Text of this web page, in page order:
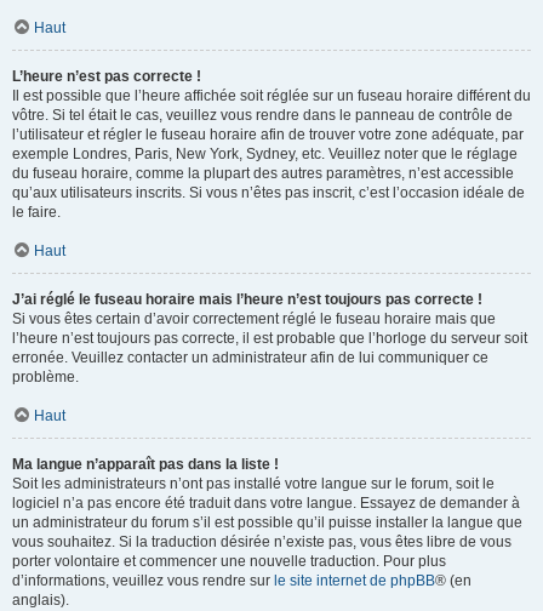
Haut
L’heure n’est pas correcte !
Il est possible que l’heure affichée soit réglée sur un fuseau horaire différent du
vôtre. Si tel était le cas, veuillez vous rendre dans le panneau de contrôle de
l’utilisateur et régler le fuseau horaire afin de trouver votre zone adéquate, par
exemple Londres, Paris, New York, Sydney, etc. Veuillez noter que le réglage
du fuseau horaire, comme la plupart des autres paramètres, n’est accessible
qu’aux utilisateurs inscrits. Si vous n’êtes pas inscrit, c’est l’occasion idéale de
le faire.
Haut
J’ai réglé le fuseau horaire mais l’heure n’est toujours pas correcte !
Si vous êtes certain d’avoir correctement réglé le fuseau horaire mais que
l’heure n’est toujours pas correcte, il est probable que l’horloge du serveur soit
erronée. Veuillez contacter un administrateur afin de lui communiquer ce
problème.
Haut
Ma langue n’apparaît pas dans la liste !
Soit les administrateurs n’ont pas installé votre langue sur le forum, soit le
logiciel n’a pas encore été traduit dans votre langue. Essayez de demander à
un administrateur du forum s’il est possible qu’il puisse installer la langue que
vous souhaitez. Si la traduction désirée n’existe pas, vous êtes libre de vous
porter volontaire et commencer une nouvelle traduction. Pour plus
d’informations, veuillez vous rendre sur le site internet de phpBB® (en
anglais).